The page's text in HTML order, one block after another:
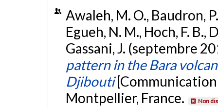
Awaleh, M. O., Baudron,
Egueh, N. M., Hoch, F. B.,
Gassani, J. (septembre
pattern in the Bara
Djibouti
Montpellier, France.
Non